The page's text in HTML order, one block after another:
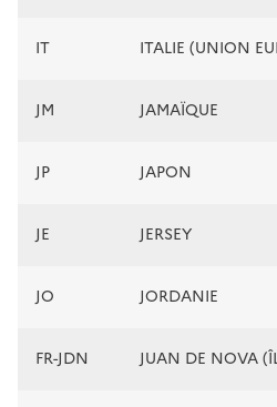
IT ITALIE (UNION
JM JAMAÏQUE
JP JAPON
JE JERSEY
JO JORDANIE
FR-JDN JUAN DE NOVA